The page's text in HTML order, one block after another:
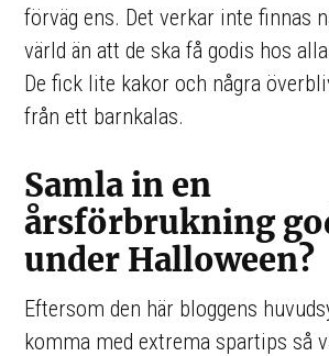
förväg ens. Det verkar inte finnas
värld än att de ska få godis hos
De fick lite kakor och några
från ett barnkalas.
Samla in en
årsförbrukning
under Halloween?
Eftersom den här bloggens
komma med extrema spartips så